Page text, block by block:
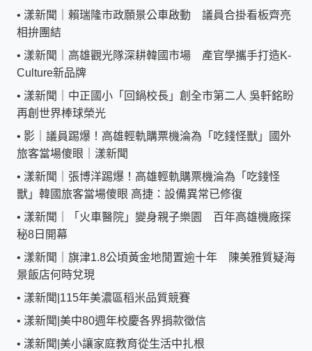
• 漾新聞｜賴瑞隆市政願景公車啟動 議員合掛看板齊亮
相拚團結
• 漾新聞｜高雄觀光隊深耕韓國市場 產官學攜手打造K-
Culture新品牌
• 漾新聞｜中正國小「回鍋校長」創全市第二人 吳軒銘盼
再創世界棒球榮光
• 影｜議員踢爆！高雄輕軌購票機淪為「吃錢怪獸」國外
旅客當場傻眼｜漾新聞
• 漾新聞｜張博洋踢爆！高雄輕軌購票機淪為「吃錢怪
獸」韓國旅客當場傻眼 高捷：設備異常已修復
• 漾新聞｜「火車醫院」變身親子樂園 百年高雄機廠探
秘8日開幕
• 漾新聞｜旗津1.8公頃黃金地閒置逾十年 陳美雅質疑海
景飯店何時兌現
• 漾新聞|115年美濃區稻米品質競賽
• 漾新聞|美中80週年校慶各界捐款徵信
• 漾新聞|美小讓家庭教育從生活中扎根